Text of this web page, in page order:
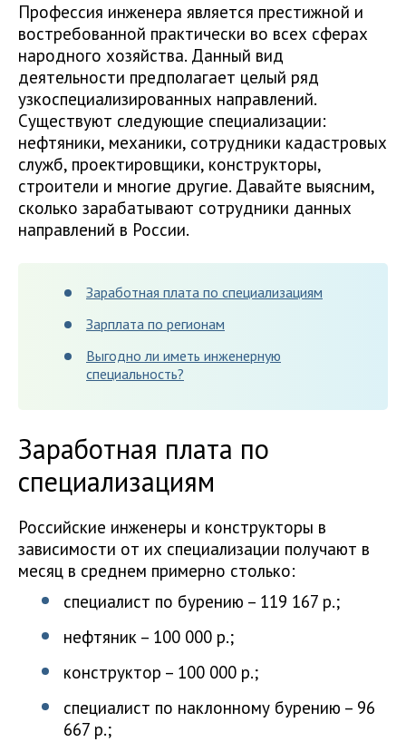
Профессия инженера является престижной и
востребованной практически во всех сферах
народного хозяйства. Данный вид
деятельности предполагает целый ряд
узкоспециализированных направлений.
Существуют следующие специализации:
нефтяники, механики, сотрудники кадастровых
служб, проектировщики, конструкторы,
строители и многие другие. Давайте выясним,
сколько зарабатывают сотрудники данных
направлений в России.
Заработная плата по специализациям
Зарплата по регионам
Выгодно ли иметь инженерную
специальность?
Заработная плата по
специализациям
Российские инженеры и конструкторы в
зависимости от их специализации получают в
месяц в среднем примерно столько:
специалист по бурению – 119 167 р.;
нефтяник – 100 000 р.;
конструктор – 100 000 р.;
специалист по наклонному бурению – 96
667 р.;